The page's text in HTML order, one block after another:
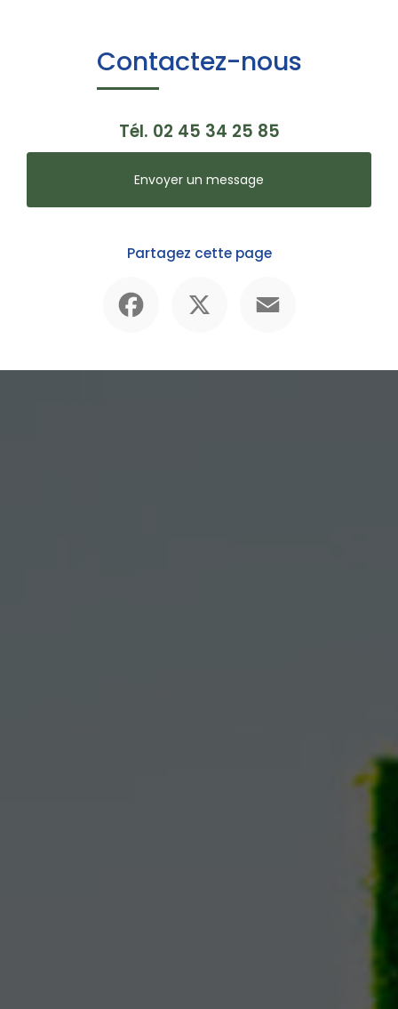
Contactez-nous
Tél. 02 45 34 25 85
Envoyer un message
Partagez cette page